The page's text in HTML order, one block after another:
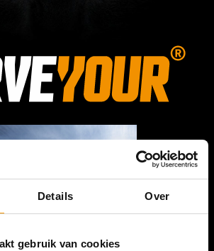
Details Over
gebruik van cookies